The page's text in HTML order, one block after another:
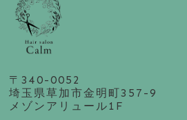
〒340-0052
埼玉県草加市金明町357-9
メゾンアリュール1F